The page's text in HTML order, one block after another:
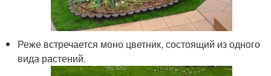
Реже встречается моно цветник, состоящий из одного
вида растений.